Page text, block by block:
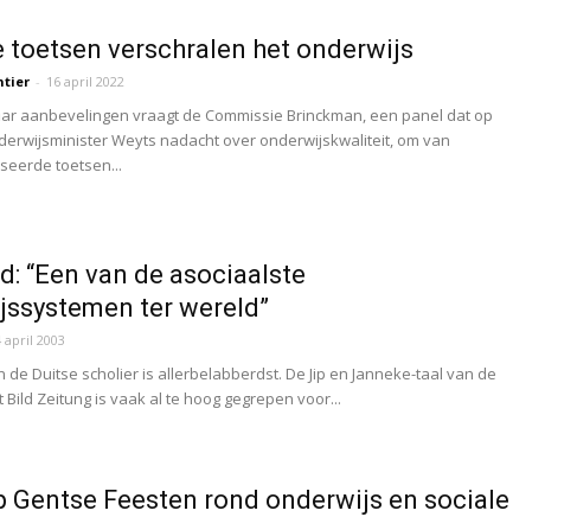
toetsen verschralen het onderwijs
- 16 april 2022
aanbevelingen vraagt de Commissie Brinckman, een panel dat op
Weyts nadacht over onderwijskwaliteit, om van
toetsen...
“Een van de asociaalste
ter wereld”
april 2003
de Duitse scholier is allerbelabberdst. De Jip en Janneke-taal van de
Zeitung is vaak al te hoog gegrepen voor...
Gentse Feesten rond onderwijs en sociale